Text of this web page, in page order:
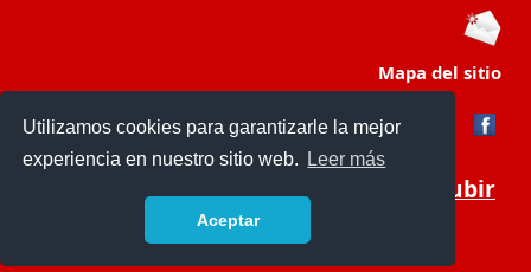
Utilizamos cookies para garantizarle la mejor
experiencia en nuestro sitio web.
Leer más
Aceptar
Mapa del sitio
Subir